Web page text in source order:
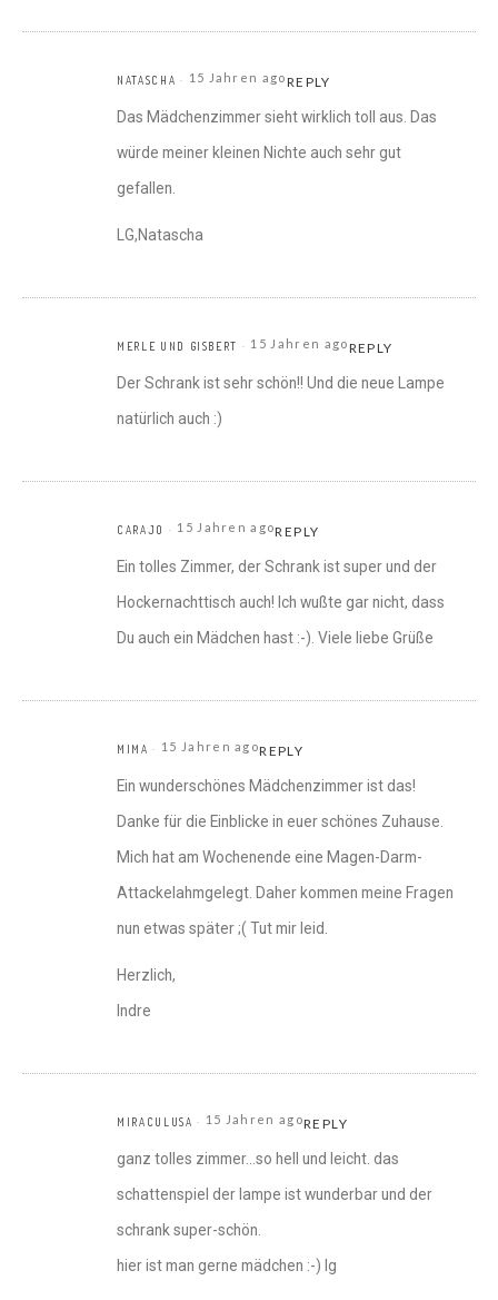
NATASCHA 15 Jahren agoREPLY
Das Mädchenzimmer sieht wirklich toll aus. Das
würde meiner kleinen Nichte auch sehr gut
gefallen.
LG,Natascha
MERLE UND GISBERT 15 Jahren agoREPLY
Der Schrank ist sehr schön!! Und die neue Lampe
natürlich auch :)
CARAJO 15 Jahren agoREPLY
Ein tolles Zimmer, der Schrank ist super und der
Hockernachttisch auch! Ich wußte gar nicht, dass
Du auch ein Mädchen hast :-). Viele liebe Grüße
MIMA 15 Jahren agoREPLY
Ein wunderschönes Mädchenzimmer ist das!
Danke für die Einblicke in euer schönes Zuhause.
Mich hat am Wochenende eine Magen-Darm-
Attackelahmgelegt. Daher kommen meine Fragen
nun etwas später ;( Tut mir leid.
Herzlich,
Indre
MIRACULUSA 15 Jahren agoREPLY
ganz tolles zimmer…so hell und leicht. das
schattenspiel der lampe ist wunderbar und der
schrank super-schön.
hier ist man gerne mädchen :-) lg